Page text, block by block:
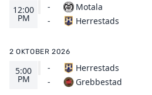
12:00
PM
-
-
Motala
Herrestads
2 OKTOBER 2026
5:00
PM
-
-
Herrestads
Grebbestad